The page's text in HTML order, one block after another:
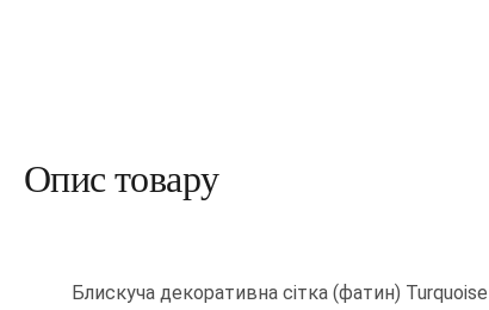
Опис товару
Блискуча декоративна сітка (фатин)